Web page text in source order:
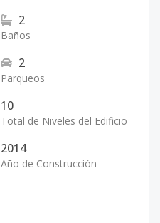
2
Baños
2
Parqueos
10
Total de Niveles del Edificio
2014
Año de Construcción